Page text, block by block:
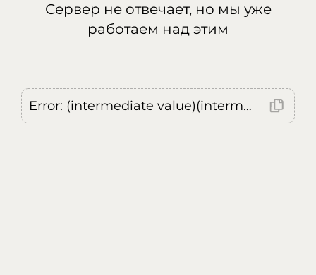
Сервер не отвечает, но мы уже
работаем над этим
Error: (intermediate value)(intermediate value)(intermediate value).replaceAll is not a function